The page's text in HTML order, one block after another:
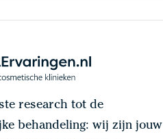
research tot de
behandeling: wij zijn jouw